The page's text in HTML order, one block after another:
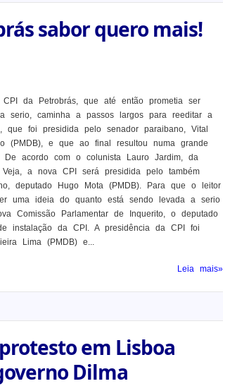
sabor quero mais!
da Petrobrás, que até então prometia ser
a serio, caminha a passos largos para reeditar a
que foi presidida pelo senador paraibano, Vital
(PMDB), e que ao final resultou numa grande
De acordo com o colunista Lauro Jardim, da
Veja, a nova CPI será presidida pelo também
deputado Hugo Mota (PMDB). Para que o leitor
uma ideia do quanto está sendo levada a serio
Comissão Parlamentar de Inquerito, o deputado
instalação da CPI. A presidência da CPI foi
Lima (PMDB) e...
Leia mais»
em Lisboa
Dilma